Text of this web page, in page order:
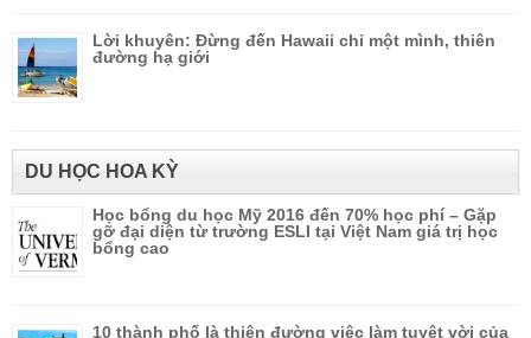
Lời khuyên: Đừng đến Hawaii chỉ một mình, thiên
đường hạ giới
DU HỌC HOA KỲ
Học bổng du học Mỹ 2016 đến 70% học phí – Gặp
gỡ đại diện từ trường ESLI tại Việt Nam giá trị học
bổng cao
10 thành phố là thiên đường việc làm tuyệt vời của